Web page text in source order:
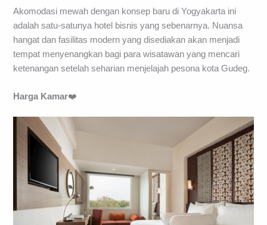
Akomodasi mewah dengan konsep baru di Yogyakarta ini
adalah satu-satunya hotel bisnis yang sebenarnya. Nuansa
hangat dan fasilitas modern yang disediakan akan menjadi
tempat menyenangkan bagi para wisatawan yang mencari
ketenangan setelah seharian menjelajah pesona kota Gudeg.
Harga Kamar❤️